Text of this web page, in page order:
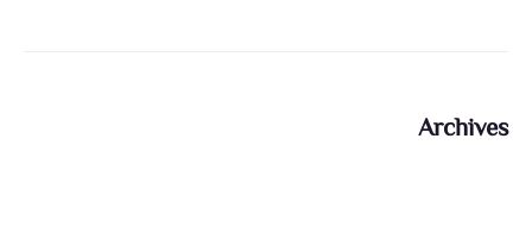
Archives